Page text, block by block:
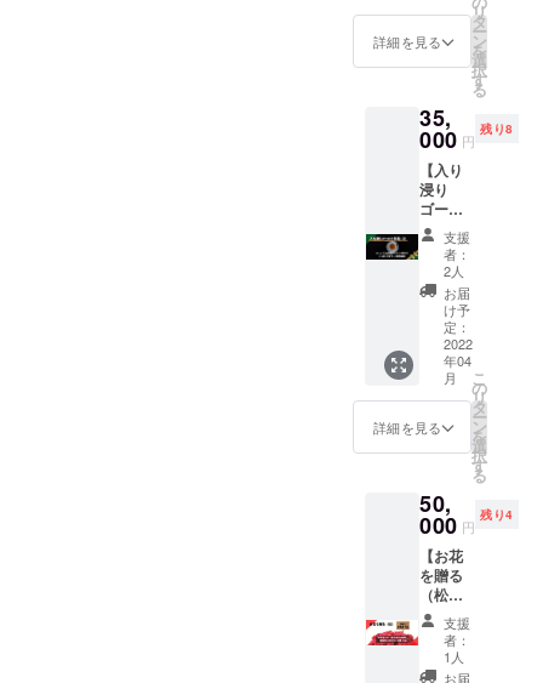
商品デ
ザイン
なりま
す。実
物と異
なる場
合や、
変更と
なる可
能性が
ある事
をご了
承くだ
さい。
きま
す。ご
ご指定
くださ
い。 ※
お花の
種類等
はご指
定でき
ませ
ん。
から、
お好き
を4つま
で頂け
ます♪
HPにお
名前掲
載・ま
たはお
花を贈
るをご
選択さ
れた場
合〉 表
記する
お名前
（あだ
名や企
業名で
もOK）
指定く
ださ
い。 お
花は支
援者の
元に届
くもの
ではな
く、こ
すの
で、支
援者様
入れる
事がで
きま
す。 こ
ちらは
支援者
の元に
届くも
のでは
なく、
お花は
こちら
で購入
させて
頂き
オープ
ンして
にて開
店祝い
飾らさ
せて頂
きま
す。 ※
お名前
(あだ名
や企業
詳細を見る
リ
タ
ー
ン
を
選
択
す
る
35,
000 円
残り8
【入り
浸り
ゴール
ド年間
パス】
発行し
てから
１年
間、
コー
ヒー
（また
は同額
のドリ
ンク）
料でご
注文頂
けま
す！ ご
来店す
ればす
るほど
お得に
なりま
す♪ チ
支援
者：
2人
お届
け予
定：
2022
年04
月
詳細を見る
こ
の
リ
タ
ー
ン
を
選
択
す
る
50,
000 円
残り4
【お花
を贈る
（松）
】 開店
祝いの
為の花
を購入
支援
者：
1人
お届